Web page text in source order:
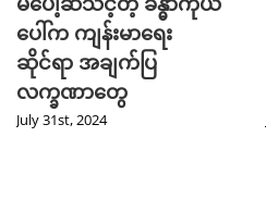
ပေါ်က ကျန်းမာရေး
ဆိုင်ရာ အချက်ပြ
လက္ခဏာတွေ
July 31st, 2024